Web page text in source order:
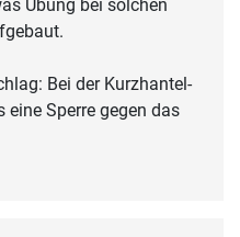
Übung bei solchen
Bei der Kurzhantel-
Sperre gegen das